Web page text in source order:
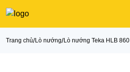
Trang chủ/Lò nướng/Lò nướng Teka HLB 860